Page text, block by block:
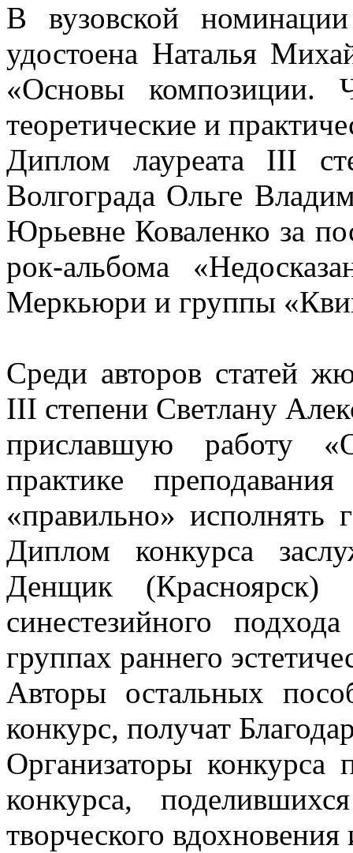
В вузовской
удостоена Наталья
«Основы композиции.
теоретические и
Диплом лауреата III
Волгограда Ольге
Юрьевне Коваленко за
рок-альбома
Меркьюри и группы
Среди авторов статей
III степени Светлану
приславшую работу
практике
«правильно» исполнять
Диплом конкурса
Денщик
синестезийного
группах раннего
Авторы остальных
конкурс, получат
Организаторы конкурса
конкурса,
творческого